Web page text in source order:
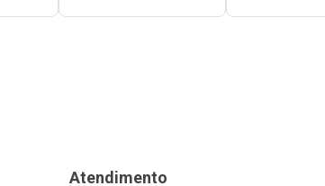
Atendimento